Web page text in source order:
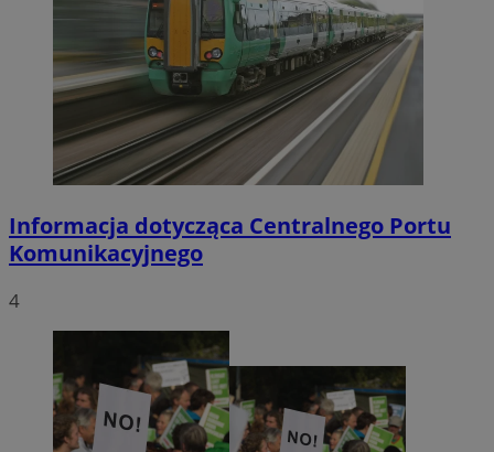
Informacja dotycząca Centralnego Portu
Komunikacyjnego
4